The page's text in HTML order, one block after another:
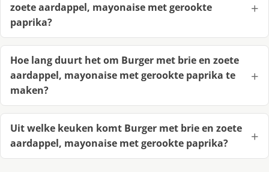
zoete aardappel, mayonaise met gerookte
paprika?
Hoe lang duurt het om Burger met brie en zoete
aardappel, mayonaise met gerookte paprika te
maken?
Uit welke keuken komt Burger met brie en zoete
aardappel, mayonaise met gerookte paprika?